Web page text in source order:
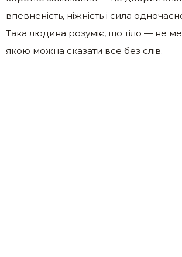
впевненість, ніжність і сила
Така людина розуміє, що тіло — не
якою можна сказати все без слів.